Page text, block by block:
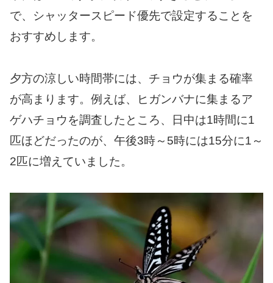
で、シャッタースピード優先で設定することを
おすすめします。
夕方の涼しい時間帯には、チョウが集まる確率
が高まります。例えば、ヒガンバナに集まるア
ゲハチョウを調査したところ、日中は1時間に1
匹ほどだったのが、午後3時～5時には15分に1～
2匹に増えていました。